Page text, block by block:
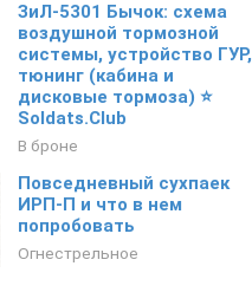
ЗиЛ-5301 Бычок: схема
воздушной тормозной
системы, устройство ГУР,
тюнинг (кабина и
дисковые тормоза) ⭐
Soldats.Club
В броне
Повседневный сухпаек
ИРП-П и что в нем
попробовать
Огнестрельное